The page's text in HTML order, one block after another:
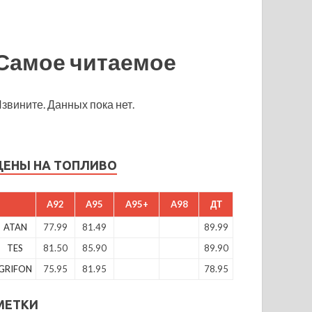
читаемое
Данных пока нет.
НА ТОПЛИВО
A92 A95 A95+ A98 ДТ
ATAN 77.99 81.49
89.99
TES
81.50 85.90
89.90
75.95 81.95 78.95